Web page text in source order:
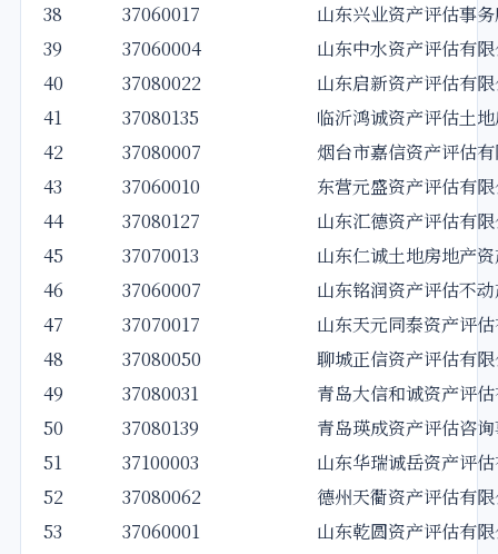
38
37060017
山东兴业资产评估事
39
37060004
山东中水资产评估有
40
37080022
山东启新资产评估有
41
37080135
临沂鸿诚资产评估土
42
37080007
烟台市嘉信资产评估
43
37060010
东营元盛资产评估有
44
37080127
山东汇德资产评估有
45
37070013
山东仁诚土地房地产
46
37060007
山东铭润资产评估不
47
37070017
山东天元同泰资产评
48
37080050
聊城正信资产评估有
49
37080031
青岛大信和诚资产评
50
37080139
青岛瑛成资产评估咨
51
37100003
山东华瑞诚岳资产评
52
37080062
德州天衢资产评估有
53
37060001
山东乾圆资产评估有